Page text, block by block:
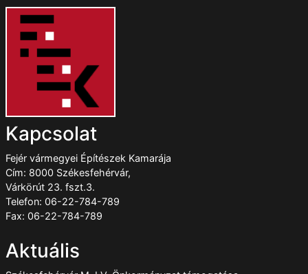
Kapcsolat
Fejér vármegyei Építészek Kamarája
Cím: 8000 Székesfehérvár,
Várkörút 23. fszt.3.
Telefon: 06-22-784-789
Fax: 06-22-784-789
Aktuális